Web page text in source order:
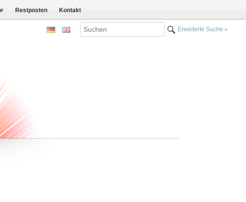
Restposten Kontakt
Erweiterte Suche »